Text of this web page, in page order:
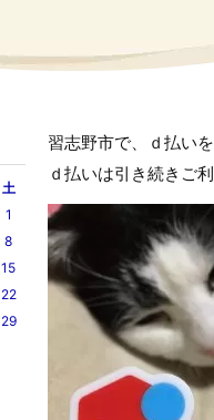
習志野市で、ｄ払い
ｄ払いは引き続きご
土
1
8
15
22
29